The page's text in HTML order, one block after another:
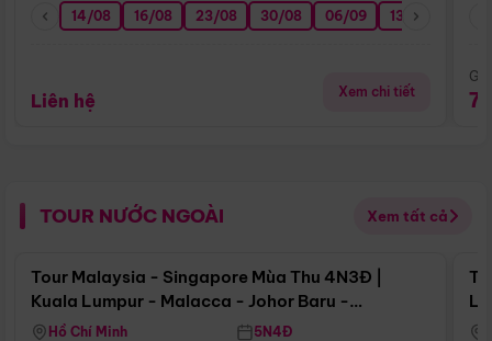
14/08 16/08 23/08 30/08 06/09 13/09
Liên hệ Xem chi tiết
TOUR NƯỚC NGOÀI Xem tất cả
Điểm nổi bật
Tour Malaysia - Singapore Mùa Thu 4N3Đ |
Kuala Lumpur - Malacca - Johor Baru -
Singapore
Hồ Chí Minh 5N4Đ